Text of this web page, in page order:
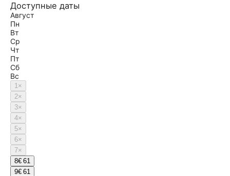
Доступные даты
Август
Пн
Вт
Ср
Чт
Пт
Сб
Вс
1×
2×
3×
4×
5×
6×
7×
8€ 61
9€ 61